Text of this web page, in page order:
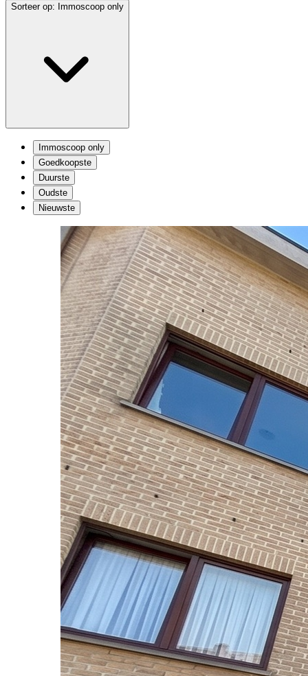
Sorteer op: Immoscoop only
Immoscoop only
Goedkoopste
Duurste
Oudste
Nieuwste